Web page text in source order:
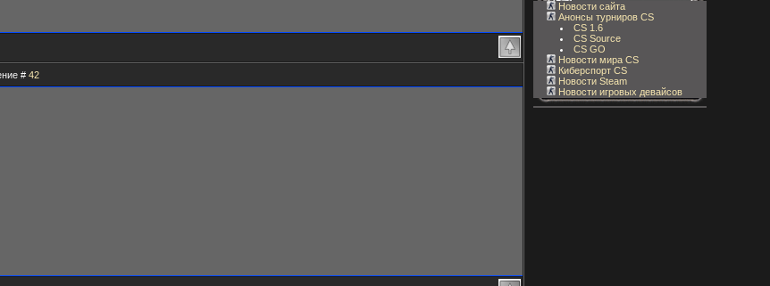
# 42
Новости сайта
Анонсы турниров CS
CS 1.6
CS Source
CS GO
Новости мира CS
Киберспорт CS
Новости Steam
Новости игровых девайсов